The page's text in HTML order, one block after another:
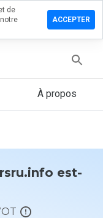
À propos
est-
de
ACCEPTER